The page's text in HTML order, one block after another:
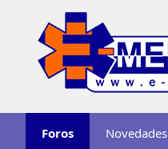
Foros Novedades